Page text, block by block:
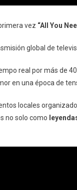
vez “All You
global de
real por más de
en una época de
locales
no solo como